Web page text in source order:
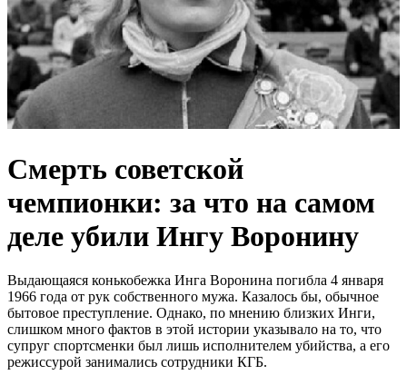
Смерть советской
чемпионки: за что на самом
деле убили Ингу Воронину
Выдающаяся конькобежка Инга Воронина погибла 4 января
1966 года от рук собственного мужа. Казалось бы, обычное
бытовое преступление. Однако, по мнению близких Инги,
слишком много фактов в этой истории указывало на то, что
супруг спортсменки был лишь исполнителем убийства, а его
режиссурой занимались сотрудники КГБ.